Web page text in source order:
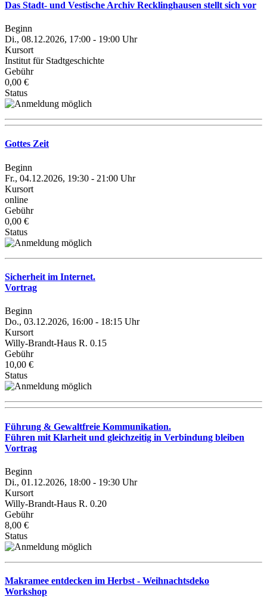
Das Stadt- und Vestische Archiv Recklinghausen stellt sich vor
Beginn
Di., 08.12.2026, 17:00 - 19:00 Uhr
Kursort
Institut für Stadtgeschichte
Gebühr
0,00 €
Status
Gottes Zeit
Beginn
Fr., 04.12.2026, 19:30 - 21:00 Uhr
Kursort
online
Gebühr
0,00 €
Status
Sicherheit im Internet.
Vortrag
Beginn
Do., 03.12.2026, 16:00 - 18:15 Uhr
Kursort
Willy-Brandt-Haus R. 0.15
Gebühr
10,00 €
Status
Führung & Gewaltfreie Kommunikation.
Führen mit Klarheit und gleichzeitig in Verbindung bleiben
Vortrag
Beginn
Di., 01.12.2026, 18:00 - 19:30 Uhr
Kursort
Willy-Brandt-Haus R. 0.20
Gebühr
8,00 €
Status
Makramee entdecken im Herbst - Weihnachtsdeko
Workshop